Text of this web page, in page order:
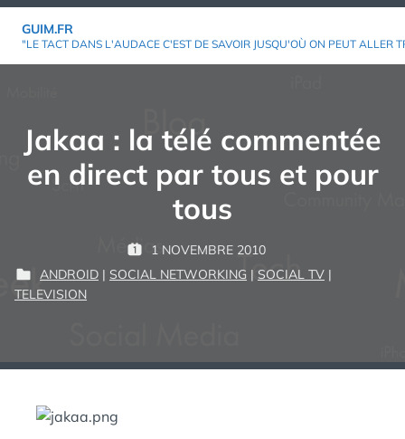
Aller
GUIM.FR
"LE TACT DANS L'AUDACE C'EST DE SAVOIR JUSQU'OÙ ON PEUT ALLER
Jakaa : la télé commentée
en direct par tous et pour
tous
P
U
1 NOVEMBRE 2010
A
G
P
I
ANDROID | SOCIAL NETWORKING | SOCIAL TV |
TELEVISION